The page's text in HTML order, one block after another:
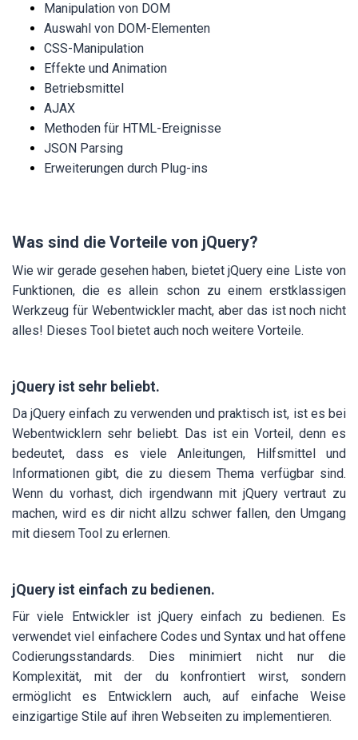
Manipulation von DOM
Auswahl von DOM-Elementen
CSS-Manipulation
Effekte und Animation
Betriebsmittel
AJAX
Methoden für HTML-Ereignisse
JSON Parsing
Erweiterungen durch Plug-ins
Was sind die Vorteile von jQuery?
Wie wir gerade gesehen haben, bietet jQuery eine Liste von
Funktionen, die es allein schon zu einem erstklassigen
Werkzeug für Webentwickler macht, aber das ist noch nicht
alles! Dieses Tool bietet auch noch weitere Vorteile.
jQuery ist sehr beliebt.
Da jQuery einfach zu verwenden und praktisch ist, ist es bei
Webentwicklern sehr beliebt. Das ist ein Vorteil, denn es
bedeutet, dass es viele Anleitungen, Hilfsmittel und
Informationen gibt, die zu diesem Thema verfügbar sind.
Wenn du vorhast, dich irgendwann mit jQuery vertraut zu
machen, wird es dir nicht allzu schwer fallen, den Umgang
mit diesem Tool zu erlernen.
jQuery ist einfach zu bedienen.
Für viele Entwickler ist jQuery einfach zu bedienen. Es
verwendet viel einfachere Codes und Syntax und hat offene
Codierungsstandards. Dies minimiert nicht nur die
Komplexität, mit der du konfrontiert wirst, sondern
ermöglicht es Entwicklern auch, auf einfache Weise
einzigartige Stile auf ihren Webseiten zu implementieren.